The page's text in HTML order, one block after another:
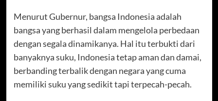
Menurut Gubernur, bangsa Indonesia adalah
bangsa yang berhasil dalam mengelola perbedaan
dengan segala dinamikanya. Hal itu terbukti dari
banyaknya suku, Indonesia tetap aman dan damai,
berbanding terbalik dengan negara yang cuma
memiliki suku yang sedikit tapi terpecah-pecah.